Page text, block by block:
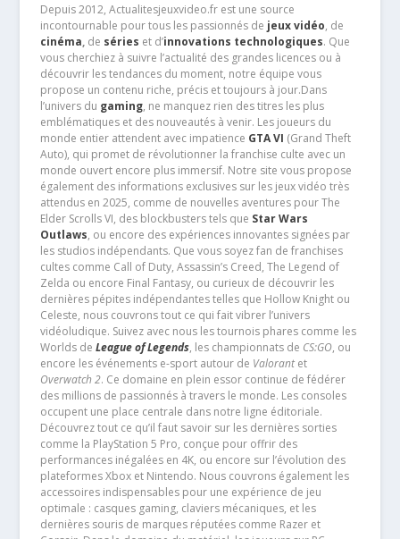
Depuis 2012, Actualitesjeuxvideo.fr est une source
incontournable pour tous les passionnés de jeux vidéo, de
cinéma,de séries et d’innovations technologiques. Que
vous cherchiez à suivre l’actualité des grandes licences ou à
découvrir les tendances du moment, notre équipe vous
propose un contenu riche, précis et toujours à jour.Dans
l’univers du gaming, ne manquez rien des titres les plus
emblématiques et des nouveautés à venir. Les joueurs du
monde entier attendent avec impatience GTA VI (Grand Theft
Auto), qui promet de révolutionner la franchise culte avec un
monde ouvert encore plus immersif. Notre site vous propose
également des informations exclusives sur les jeux vidéo très
attendus en 2025, comme de nouvelles aventures pour The
Elder Scrolls VI, des blockbusters tels que Star Wars
Outlaws, ou encore des expériences innovantes signées par
les studios indépendants. Que vous soyez fan de franchises
cultes comme Call of Duty, Assassin’s Creed, The Legend of
Zelda ou encore Final Fantasy, ou curieux de découvrir les
dernières pépites indépendantes telles que Hollow Knight ou
Celeste, nous couvrons tout ce qui fait vibrer l’univers
vidéoludique. Suivez avec nous les tournois phares comme les
Worlds de League of Legends, les championnats de CS:GO, ou
encore les événements e-sport autour de Valorantet
Overwatch 2. Ce domaine en plein essor continue de fédérer
des millions de passionnés à travers le monde. Les consoles
occupent une place centrale dans notre ligne éditoriale.
Découvrez tout ce qu’il faut savoir sur les dernières sorties
comme la PlayStation 5 Pro, conçue pour offrir des
performances inégalées en 4K, ou encore sur l’évolution des
plateformes Xbox et Nintendo. Nous couvrons également les
accessoires indispensables pour une expérience de jeu
optimale : casques gaming, claviers mécaniques, et les
dernières souris de marques réputées comme Razer et